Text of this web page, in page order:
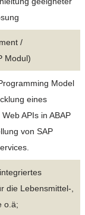
/
Modul)
Model
eines
APIs in ABAP
von SAP
die Lebensmittel-,
o.ä;